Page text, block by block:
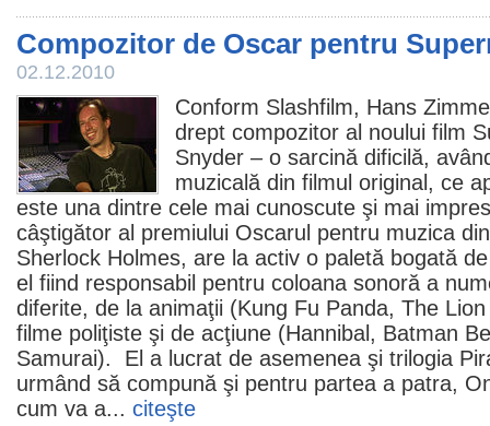
Compozitor de Oscar pentru
02.12.2010
Conform Slashfilm, Hans
drept compozitor al noului film
Snyder – o sarcină dificilă,
muzicală din filmul original, ce
este una dintre cele mai cunoscute şi mai
câştigător al premiului Oscarul pentru muzica
Sherlock Holmes, are la activ o paletă bogată
el fiind responsabil pentru coloana sonoră a
diferite, de la animaţii (Kung Fu Panda, The
filme poliţiste şi de acţiune (Hannibal , Batman
Samurai). El a lucrat de asemenea şi trilogia
urmând să compună şi pentru partea a patra,
cum va a... citeşte